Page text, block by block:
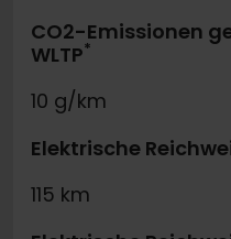
CO2-Emissionen
WLTP*
10 g/km
Elektrische
115 km